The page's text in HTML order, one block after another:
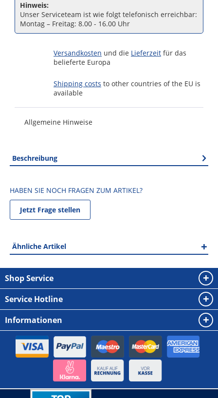
Hinweis:
Unser Serviceteam ist wie folgt telefonisch erreichbar:
Montag – Freitag: 8.00 - 16.00 Uhr
Versandkosten und die Lieferzeit für das
belieferte Europa
Shipping costs to other countries of the EU is
available
Allgemeine Hinweise
Beschreibung
HABEN SIE NOCH FRAGEN ZUM ARTIKEL?
Jetzt Frage stellen
Ähnliche Artikel
Shop Service
Service Hotline
Informationen